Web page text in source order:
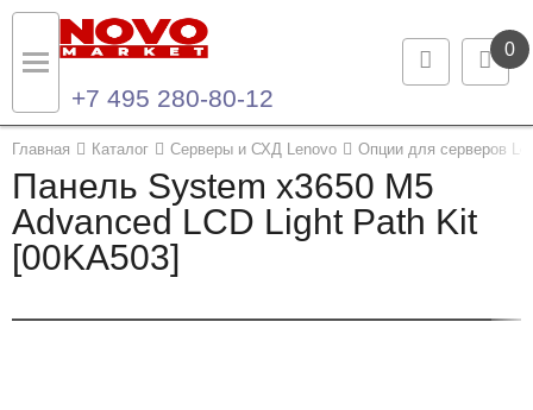
0
+7 495 280-80-12
Главная Каталог Серверы и СХД Lenovo Опции для серверов
Панель System x3650 M5
Advanced LCD Light Path Kit
[00KA503]
Назад
Каталог продукции
Ноутбуки и ультрабуки
Назад
Контакты
Контактная информация